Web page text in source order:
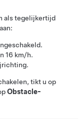
als tegelijkertijd
16 km/h.
tikt u op
Obstacle-